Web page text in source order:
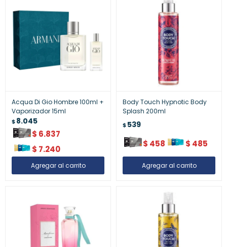
Acqua Di Gio Hombre 100ml +
Vaporizador 15ml
$8.045
$ 6.837
$ 7.240
Body Touch Hypnotic Body
Splash 200ml
$539
$ 458 $ 485